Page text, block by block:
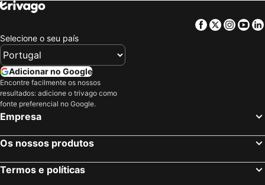
Facebook
Twitter
Selecione o seu país
Adicionar no Google
Encontre facilmente os nossos
resultados: adicione o trivago como
fonte preferencial no Google.
Empresa
Os nossos produtos
Termos e políticas